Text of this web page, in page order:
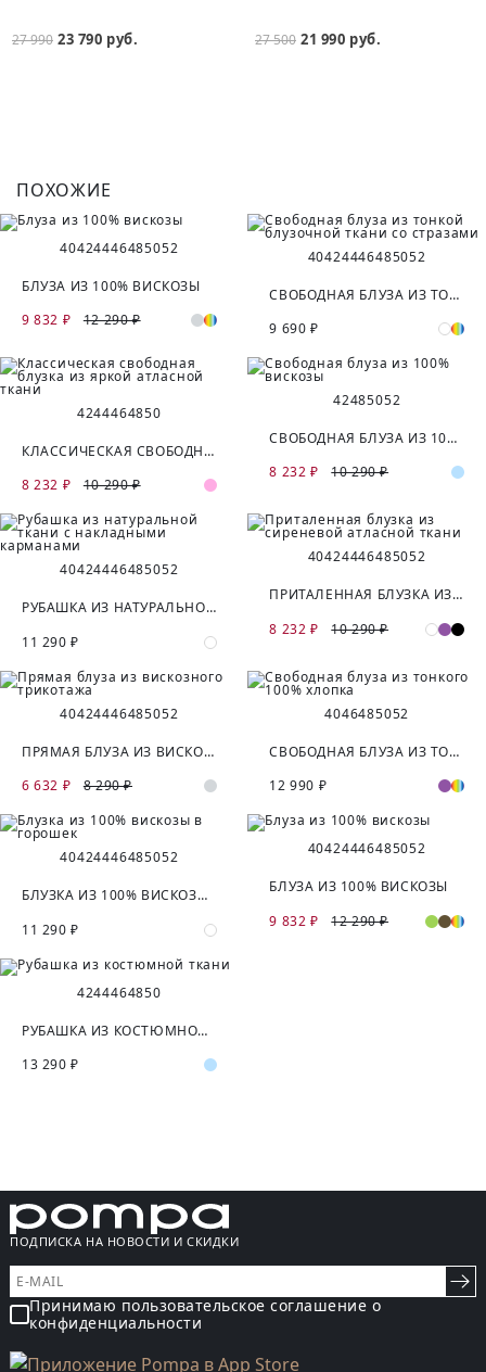
27 990 23 790 руб. 27 500 21 990 руб.
ПОХОЖИЕ
40424446485052
БЛУЗА ИЗ 100% ВИСКОЗЫ
9 832 ₽
12 290 ₽
40424446485052
СВОБОДНАЯ БЛУЗА ИЗ ТОНКОЙ БЛУЗОЧНОЙ ТКАНИ СО СТРАЗАМИ
9 690 ₽
4244464850
КЛАССИЧЕСКАЯ СВОБОДНАЯ БЛУЗКА ИЗ ЯРКОЙ АТЛАСНОЙ ТКАНИ
8 232 ₽
10 290 ₽
42485052
СВОБОДНАЯ БЛУЗА ИЗ 100% ВИСКОЗЫ
8 232 ₽
10 290 ₽
40424446485052
РУБАШКА ИЗ НАТУРАЛЬНОЙ ТКАНИ С НАКЛАДНЫМИ КАРМАНАМИ
11 290 ₽
40424446485052
ПРИТАЛЕННАЯ БЛУЗКА ИЗ СИРЕНЕВОЙ АТЛАСНОЙ ТКАНИ
8 232 ₽
10 290 ₽
40424446485052
ПРЯМАЯ БЛУЗА ИЗ ВИСКОЗНОГО ТРИКОТАЖА
6 632 ₽
8 290 ₽
4046485052
СВОБОДНАЯ БЛУЗА ИЗ ТОНКОГО 100% ХЛОПКА
12 990 ₽
40424446485052
БЛУЗКА ИЗ 100% ВИСКОЗЫ В ГОРОШЕК
11 290 ₽
40424446485052
БЛУЗА ИЗ 100% ВИСКОЗЫ
9 832 ₽
12 290 ₽
4244464850
РУБАШКА ИЗ КОСТЮМНОЙ ТКАНИ
13 290 ₽
ПОДПИСКА НА НОВОСТИ И СКИДКИ
Принимаю пользовательское соглашение о
конфиденциальности